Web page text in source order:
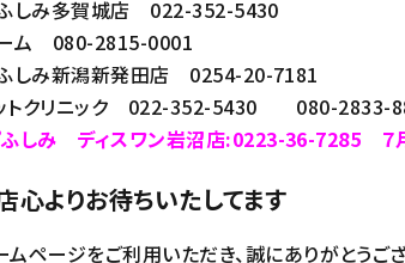
ふしみ多賀城店 022-352-5430
ーム 080-2815-0001
ふしみ新潟新発田店 0254-20-7181
トクリニック 022-352-5430 080-2833-
ふしみ ディスワン岩沼店:0223-36-7285 ７
心よりお待ちいたしてます
ページをご利用いただき、誠にありがとうご